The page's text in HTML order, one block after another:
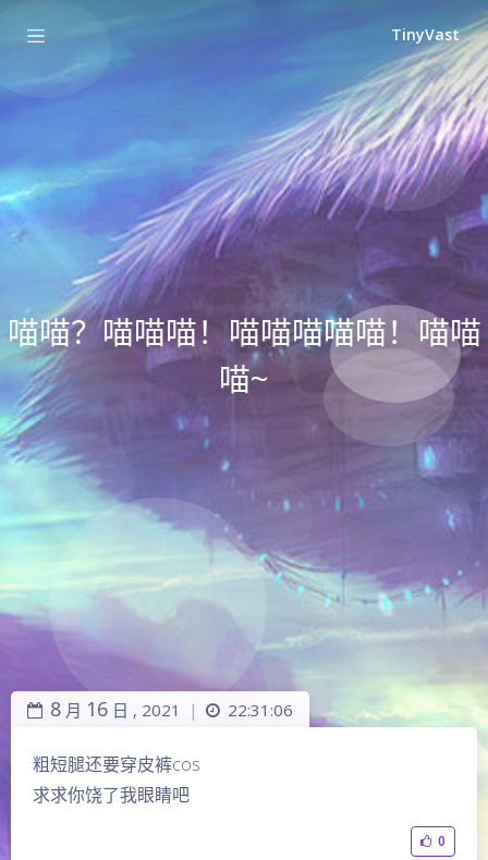
TinyVast
喵喵？喵喵喵！喵喵喵喵喵！喵喵
喵~
8 月 16 日 , 2021 | 22:31:06
粗短腿还要穿皮裤cos
求求你饶了我眼睛吧
0